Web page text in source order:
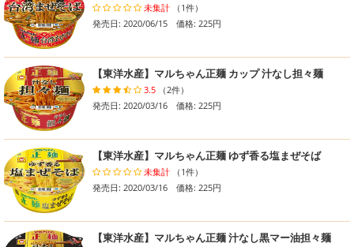
未集計 （1件）
発売日: 2020/06/15 価格: 225円
【東洋水産】マルちゃん正麺 カップ 汁なし担々麺
3.5 （2件）
発売日: 2020/03/16 価格: 225円
【東洋水産】マルちゃん正麺 ゆず香る塩まぜそば
未集計 （1件）
発売日: 2020/03/16 価格: 225円
【東洋水産】マルちゃん正麺 汁なし黒マー油担々麺